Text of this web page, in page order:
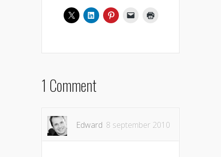
1 Comment
Edward 8 september 2010